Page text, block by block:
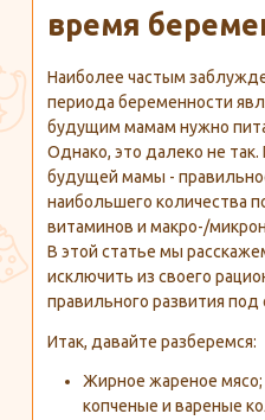
время
Наиболее частым
периода беременности
будущим мамам нужно
Однако, это далеко не
будущей мамы -
наибольшего количества
витаминов и макро-/
В этой статье мы
исключить из своего
правильного развития
Итак, давайте разберемся:
Жирное жареное мясо;
копченые и вареные